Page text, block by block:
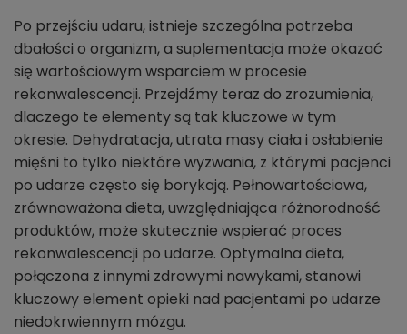
Po przejściu udaru, istnieje szczególna potrzeba
dbałości o organizm, a suplementacja może okazać
się wartościowym wsparciem w procesie
rekonwalescencji. Przejdźmy teraz do zrozumienia,
dlaczego te elementy są tak kluczowe w tym
okresie. Dehydratacja, utrata masy ciała i osłabienie
mięśni to tylko niektóre wyzwania, z którymi pacjenci
po udarze często się borykają. Pełnowartościowa,
zrównoważona dieta, uwzględniająca różnorodność
produktów, może skutecznie wspierać proces
rekonwalescencji po udarze. Optymalna dieta,
połączona z innymi zdrowymi nawykami, stanowi
kluczowy element opieki nad pacjentami po udarze
niedokrwiennym mózgu.